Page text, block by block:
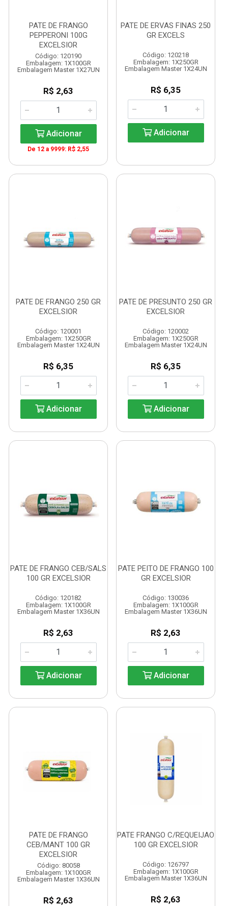
PATE DE FRANGO
PEPPERONI 100G
EXCELSIOR
Código: 120190
Embalagem: 1X100GR
Embalagem Master 1X27UN
R$ 2,63
Adicionar
De 12 a 9999: R$ 2,55
PATE DE ERVAS FINAS 250
GR EXCELS
Código: 120218
Embalagem: 1X250GR
Embalagem Master 1X24UN
R$ 6,35
Adicionar
PATE DE FRANGO 250 GR
EXCELSIOR
Código: 120001
Embalagem: 1X250GR
Embalagem Master 1X24UN
R$ 6,35
Adicionar
PATE DE PRESUNTO 250 GR
EXCELSIOR
Código: 120002
Embalagem: 1X250GR
Embalagem Master 1X24UN
R$ 6,35
Adicionar
PATE DE FRANGO CEB/SALS
100 GR EXCELSIOR
Código: 120182
Embalagem: 1X100GR
Embalagem Master 1X36UN
R$ 2,63
Adicionar
PATE PEITO DE FRANGO 100
GR EXCELSIOR
Código: 130036
Embalagem: 1X100GR
Embalagem Master 1X36UN
R$ 2,63
Adicionar
PATE DE FRANGO
CEB/MANT 100 GR
EXCELSIOR
Código: 80058
Embalagem: 1X100GR
Embalagem Master 1X36UN
R$ 2,63
PATE FRANGO C/REQUEIJAO
100 GR EXCELSIOR
Código: 126797
Embalagem: 1X100GR
Embalagem Master 1X36UN
R$ 2,63